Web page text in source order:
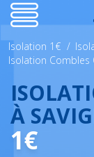
Isolation 1€ /
Isolation Combles
À
1€